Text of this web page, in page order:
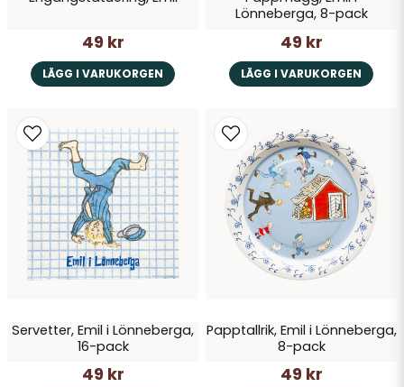
49 kr
LÄGG I VARUKORGEN
Lönneberga, 8-pack
49 kr
LÄGG I VARUKORGEN
Servetter, Emil i Lönneberga,
16-pack
49 kr
Papptallrik, Emil i Lönneberga,
8-pack
49 kr